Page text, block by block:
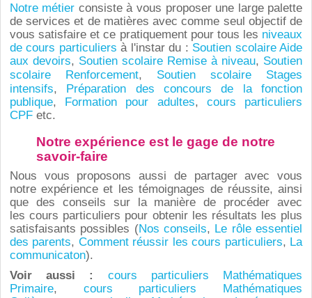
Notre métier consiste à vous proposer une large palette
de services et de matières avec comme seul objectif de
vous satisfaire et ce pratiquement pour tous les niveaux
de cours particuliers à l'instar du : Soutien scolaire Aide
aux devoirs, Soutien scolaire Remise à niveau, Soutien
scolaire Renforcement, Soutien scolaire Stages
intensifs, Préparation des concours de la fonction
publique, Formation pour adultes, cours particuliers
CPFetc.
Notre expérience est le gage de notre
savoir-faire
Nous vous proposons aussi de partager avec vous
notre expérience et les témoignages de réussite, ainsi
que des conseils sur la manière de procéder avec
les cours particuliers pour obtenir les résultats les plus
satisfaisants possibles (Nos conseils, Le rôle essentiel
des parents, Comment réussir les cours particuliers, La
communicaton).
Voir aussi : cours particuliers
Mathématiques
Primaire, cours particuliers
Mathématiques